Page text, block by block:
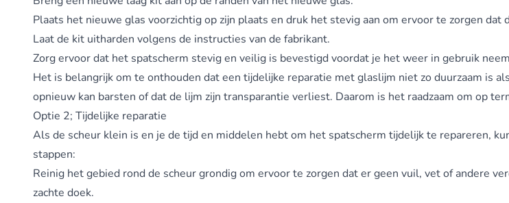
Plaats het nieuwe glas voorzichtig op zijn plaats en druk het stevig aan om ervoor te zorgen dat
Laat de kit uitharden volgens de instructies van de fabrikant.
Zorg ervoor dat het spatscherm stevig en veilig is bevestigd voordat je het weer in gebruik
Het is belangrijk om te onthouden dat een tijdelijke reparatie met glaslijm niet zo duurzaam is
opnieuw kan barsten of dat de lijm zijn transparantie verliest. Daarom is het raadzaam om op
Optie 2; Tijdelijke reparatie
Als de scheur klein is en je de tijd en middelen hebt om het spatscherm tijdelijk te repareren,
stappen:
Reinig het gebied rond de scheur grondig om ervoor te zorgen dat er geen vuil, vet of andere
zachte doek.